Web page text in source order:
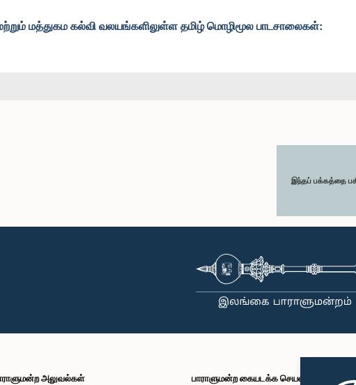
மத்துகம கல்வி வலயங்களிலுள்ள தமிழ் மொழிமூல பாடசாலைகள்:
இந்தப் பக்கத்தை
அலுவல்கள் பாராளுமன்ற கையடக்க செயலி